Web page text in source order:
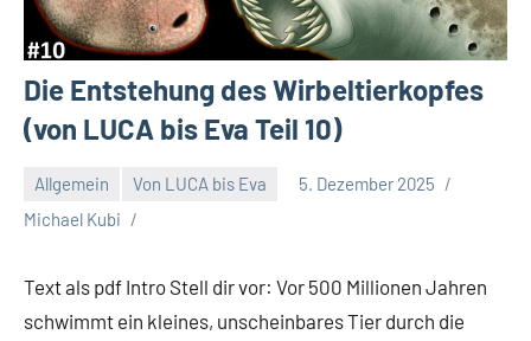
Die Entstehung des Wirbeltierkopfes
(von LUCA bis Eva Teil 10)
Allgemein Von LUCA bis Eva
5. Dezember 2025
Michael Kubi
Text als pdf Intro Stell dir vor: Vor 500 Millionen Jahren
schwimmt ein kleines, unscheinbares Tier durch die